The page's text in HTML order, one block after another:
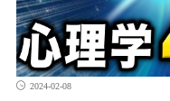
2024-02-08